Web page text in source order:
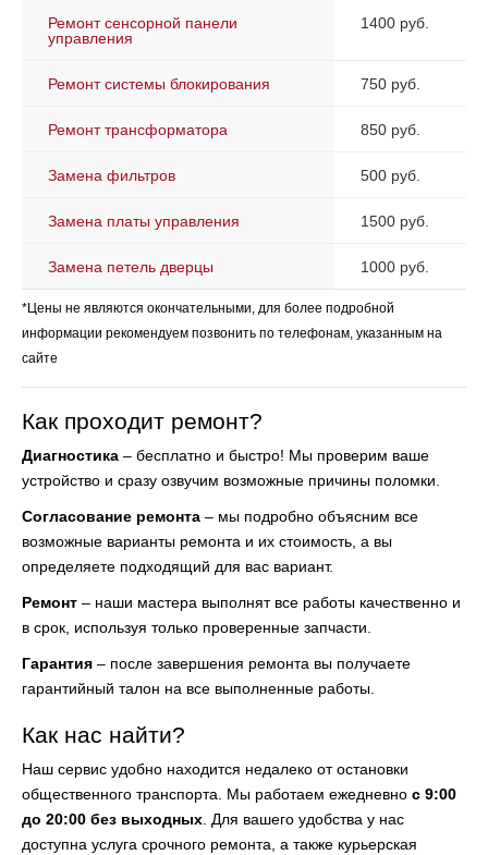
Ремонт сенсорной панели
управления
1400 руб.
Ремонт системы блокирования 750 руб.
Ремонт трансформатора 850 руб.
Замена фильтров 500 руб.
Замена платы управления 1500 руб.
Замена петель дверцы 1000 руб.
*Цены не являются окончательными, для более подробной
информации рекомендуем позвонить по телефонам, указанным на
сайте
Как проходит ремонт?
Диагностика – бесплатно и быстро! Мы проверим ваше
устройство и сразу озвучим возможные причины поломки.
Согласование ремонта – мы подробно объясним все
возможные варианты ремонта и их стоимость, а вы
определяете подходящий для вас вариант.
Ремонт – наши мастера выполнят все работы качественно и
в срок, используя только проверенные запчасти.
Гарантия – после завершения ремонта вы получаете
гарантийный талон на все выполненные работы.
Как нас найти?
Наш сервис удобно находится недалеко от остановки
общественного транспорта. Мы работаем ежедневно с 9:00
до 20:00 без выходных . Для вашего удобства у нас
доступна услуга срочного ремонта, а также курьерская